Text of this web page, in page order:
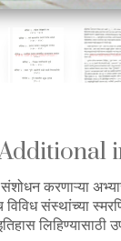
करणाऱ्या
संस्थांच्या